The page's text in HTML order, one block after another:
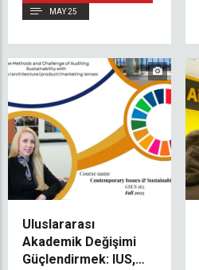
MAY 25
Uluslararası
Akademik Değişimi
Güçlendirmek: IUS,